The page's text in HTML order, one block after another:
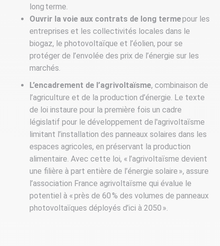
long terme.
Ouvrir la voie aux contrats de long termepour les
entreprises et les collectivités locales dans le
biogaz, le photovoltaïque et l’éolien, pour se
protéger de l’envolée des prix de l’énergie sur les
marchés.
L’encadrement de l’agrivoltaïsme, combinaison de
l’agriculture et de la production d’énergie. Le texte
de loi instaure pour la première fois un cadre
législatif pour le développement de l'agrivoltaïsme
limitant l’installation des panneaux solaires dans les
espaces agricoles, en préservant la production
alimentaire. Avec cette loi, « l’agrivoltaïsme devient
une filière à part entière de l’énergie solaire », assure
l’association France agrivoltaïsme qui évalue le
potentiel à « près de 60 % des volumes de panneaux
photovoltaïques déployés d’ici à 2050 ».